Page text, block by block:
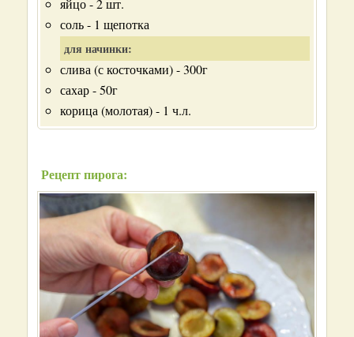
яйцо - 2 шт.
соль - 1 щепотка
для начинки:
слива (с косточками) - 300г
сахар - 50г
корица (молотая) - 1 ч.л.
Рецепт пирога: